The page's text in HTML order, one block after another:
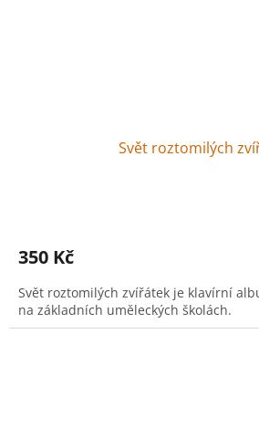
Svět roztomilých
350 Kč
Svět roztomilých zvířátek je klavírní
na základních uměleckých školách.